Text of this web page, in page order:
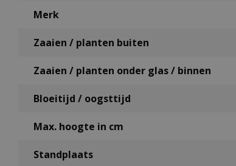
Merk
Zaaien / planten buiten
Zaaien / planten onder glas / binnen
Bloeitijd / oogsttijd
Max. hoogte in cm
Standplaats